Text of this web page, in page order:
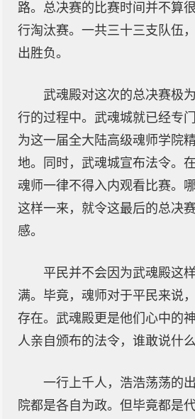
路。总决赛的比赛时间并不算
行淘汰赛。一共三十三支队伍
出胜负。
武魂殿对这次的总决赛极
行的过程中。武魂城就已经专
为这一届全大陆高级魂师学院
地。同时，武魂城宣布法令。
魂师一律不得入内观看比赛。
这样一来，就令这最后的总决
感。
平民并不会因为武魂殿这
满。毕竟，魂师对于平民来说
存在。武魂殿更是他们心中的
人亲自颁布的法令，谁敢说什么
一行上千人，浩浩荡荡的
院都是各自为政。但毕竟都是